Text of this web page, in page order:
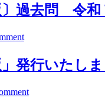
過去問 令和
発行いたしま